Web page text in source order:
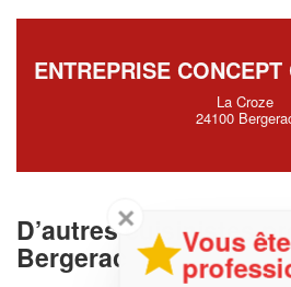
ENTREPRISE
La Croze
24100
D’autres cuisinistes
Bergerac
✕
Vous